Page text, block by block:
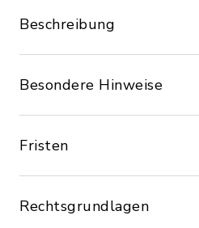
Beschreibung
Besondere Hinweise
Fristen
Rechtsgrundlagen